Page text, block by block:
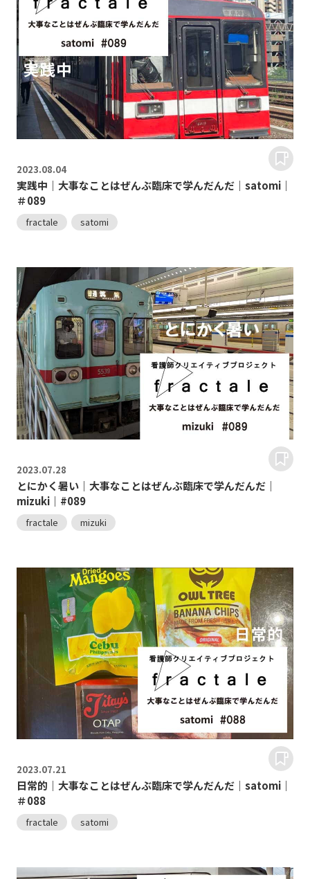
2023.08.04
実践中｜大事なことはぜんぶ臨床で学んだんだ｜satomi｜
＃089
fractale satomi
2023.07.28
とにかく暑い｜大事なことはぜんぶ臨床で学んだんだ｜
mizuki｜#089
fractale mizuki
2023.07.21
日常的｜大事なことはぜんぶ臨床で学んだんだ｜satomi｜
＃088
fractale satomi